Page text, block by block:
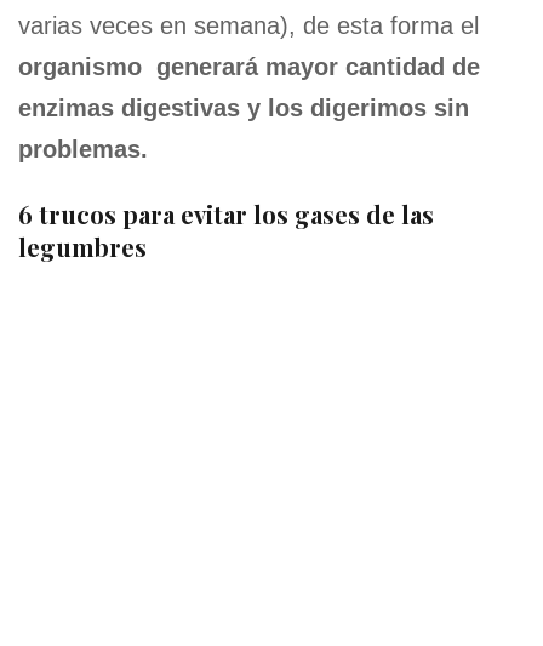
varias veces en semana), de esta forma el
organismo generará mayor cantidad de
enzimas digestivas y los digerimos sin
problemas.
6 trucos para evitar los gases de las
legumbres